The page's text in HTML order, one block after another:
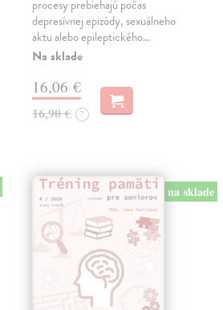
procesy prebiehajú počas
depresívnej epizódy, sexuálneho
aktu alebo epileptického…
Na sklade
16,06 €
16,90 € ?
na sklade